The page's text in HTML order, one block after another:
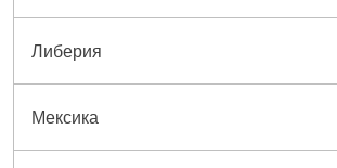
Либерия
Мексика